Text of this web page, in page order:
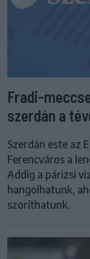
Fradi-
szerdán a
Szerdán este az
Ferencváros a
Addig a párizsi
hangolhatunk,
szoríthatunk.